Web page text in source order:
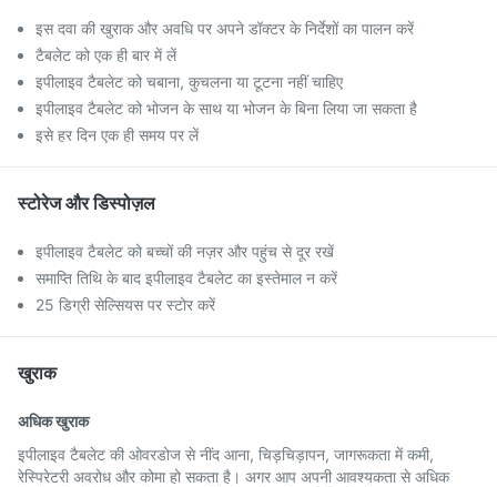
इस दवा की खुराक और अवधि पर अपने डॉक्टर के निर्देशों का पालन करें
टैबलेट को एक ही बार में लें
इपीलाइव टैबलेट को चबाना, कुचलना या टूटना नहीं चाहिए
इपीलाइव टैबलेट को भोजन के साथ या भोजन के बिना लिया जा सकता है
इसे हर दिन एक ही समय पर लें
स्टोरेज और डिस्पोज़ल
इपीलाइव टैबलेट को बच्चों की नज़र और पहुंच से दूर रखें
समाप्ति तिथि के बाद इपीलाइव टैबलेट का इस्तेमाल न करें
25 डिग्री सेल्सियस पर स्टोर करें
खुराक
अधिक खुराक
इपीलाइव टैबलेट की ओवरडोज से नींद आना, चिड़चिड़ापन, जागरूकता में कमी,
रेस्पिरेटरी अवरोध और कोमा हो सकता है। अगर आप अपनी आवश्यकता से अधिक